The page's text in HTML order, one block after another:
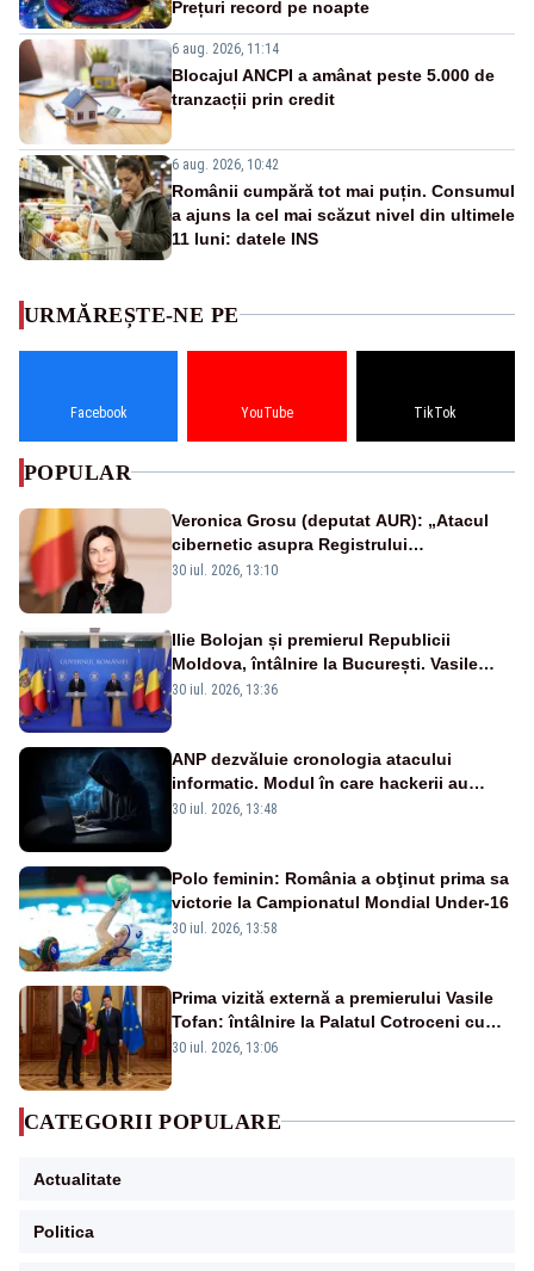
Prețuri record pe noapte
6 aug. 2026, 11:14
Blocajul ANCPI a amânat peste 5.000 de
tranzacții prin credit
6 aug. 2026, 10:42
Românii cumpără tot mai puțin. Consumul
a ajuns la cel mai scăzut nivel din ultimele
11 luni: datele INS
URMĂREȘTE-NE PE
Facebook YouTube TikTok
POPULAR
Veronica Grosu (deputat AUR): „Atacul
cibernetic asupra Registrului
Proprietăților transmite un semnal de
30 iul. 2026, 13:10
Ilie Bolojan și premierul Republicii
Moldova, întâlnire la București. Vasile
Tofan, primit cu onoruri militare
30 iul. 2026, 13:36
ANP dezvăluie cronologia atacului
informatic. Modul în care hackerii au
pătruns în rețea rămâne necunoscut
30 iul. 2026, 13:48
Polo feminin: România a obţinut prima sa
victorie la Campionatul Mondial Under-16
30 iul. 2026, 13:58
Prima vizită externă a premierului Vasile
Tofan: întâlnire la Palatul Cotroceni cu
președintele Nicușor Dan
30 iul. 2026, 13:06
CATEGORII POPULARE
Actualitate
Politica